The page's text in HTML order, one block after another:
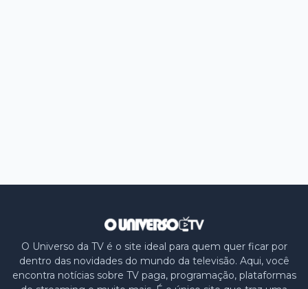
O Universo da TV é o site ideal para quem quer ficar por
dentro das novidades do mundo da televisão. Aqui, você
encontra notícias sobre TV paga, programação, plataformas